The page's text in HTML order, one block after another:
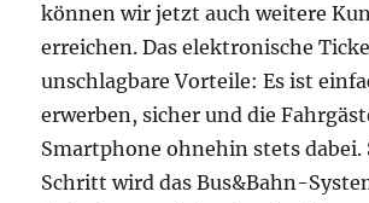
können wir jetzt auch weitere
erreichen. Das elektronische
unschlagbare Vorteile: Es ist
erwerben, sicher und die
Smartphone ohnehin stets
Schritt wird das Bus&Bahn-